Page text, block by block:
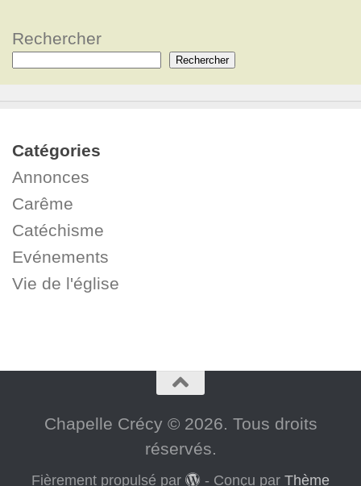
Rechercher
Rechercher
Catégories
Annonces
Carême
Catéchisme
Evénements
Vie de l'église
Chapelle Crécy © 2026. Tous droits
réservés.
Fièrement propulsé par - Conçu par Thème